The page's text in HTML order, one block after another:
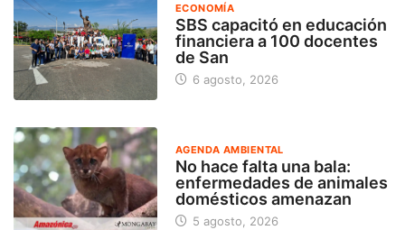
ECONOMÍA
SBS capacitó en educación
financiera a 100 docentes
de San
6 agosto, 2026
AGENDA AMBIENTAL
No hace falta una bala:
enfermedades de animales
domésticos amenazan
5 agosto, 2026